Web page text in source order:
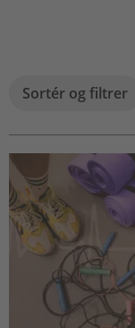
Sortér og filtrer